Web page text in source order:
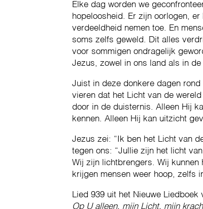
Elke dag worden we
hopeloosheid. Er zijn oorlogen,
verdeeldheid nemen toe. En
soms zelfs geweld. Dit alles
voor sommigen ondragelijk
Jezus, zowel in ons land als in de
Juist in deze donkere dagen
vieren dat het Licht van de
door in de duisternis. Alleen Hij
kennen. Alleen Hij kan uitzicht
Jezus zei: “Ik ben het Licht van
tegen ons: “Jullie zijn het licht
Wij zijn lichtbrengers. Wij kunnen
krijgen mensen weer hoop, zelfs
Lied 939 uit het Nieuwe
Op U alleen, mijn Licht, mijn